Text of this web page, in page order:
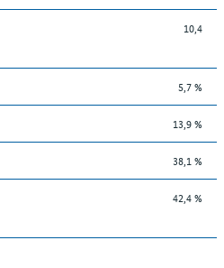
10,4
5,7 %
13,9 %
38,1 %
42,4 %